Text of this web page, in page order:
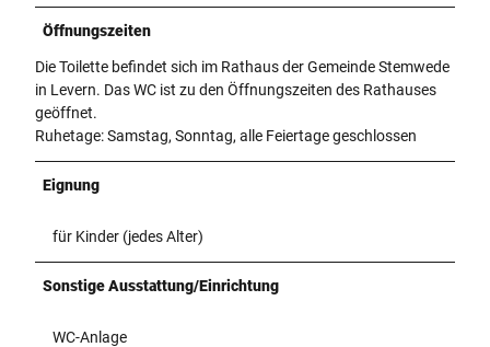
Öffnungszeiten
Die Toilette befindet sich im Rathaus der Gemeinde Stemwede
in Levern. Das WC ist zu den Öffnungszeiten des Rathauses
geöffnet.
Ruhetage: Samstag, Sonntag, alle Feiertage geschlossen
Eignung
für Kinder (jedes Alter)
Sonstige Ausstattung/Einrichtung
WC-Anlage